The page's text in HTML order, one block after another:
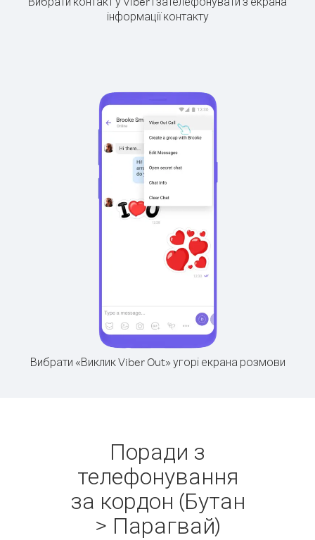
інформації контакту
Вибрати «Виклик Viber Out» угорі екрана розмови
Поради з
телефонування
за кордон (Бутан
> Парагвай)